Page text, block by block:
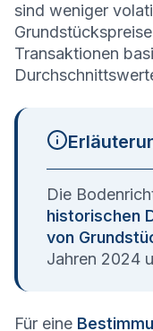
sind weniger
Transaktionen
Die
historischen
von
Jahren 2024
Für eine